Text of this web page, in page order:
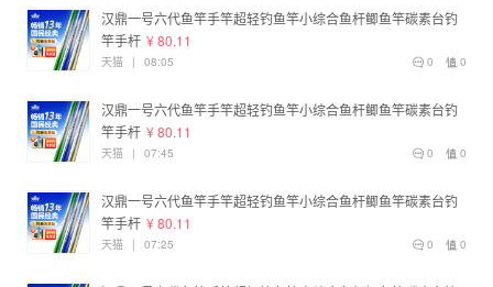
汉鼎一号六代鱼竿手竿超轻钓鱼竿小综合鱼杆鲫鱼竿碳素台钓
竿手杆 ¥ 80.11
0
0
天猫 | 08:05
汉鼎一号六代鱼竿手竿超轻钓鱼竿小综合鱼杆鲫鱼竿碳素台钓
竿手杆 ¥ 80.11
0
0
天猫 | 07:45
汉鼎一号六代鱼竿手竿超轻钓鱼竿小综合鱼杆鲫鱼竿碳素台钓
竿手杆 ¥ 80.11
0
0
天猫 | 07:25